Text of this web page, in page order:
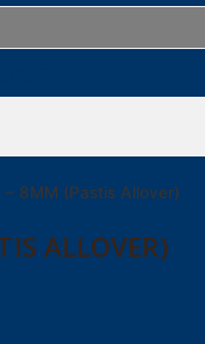
– 8MM (Pastis Allover)
ALLOVER)